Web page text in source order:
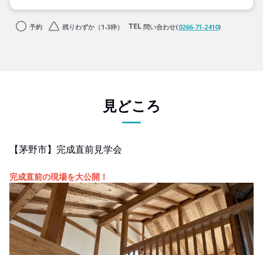
予約 残りわずか（1-3枠） 問い合わせ(0266-71-2410)
見どころ
【茅野市】完成直前見学会
完成直前の現場を大公開！